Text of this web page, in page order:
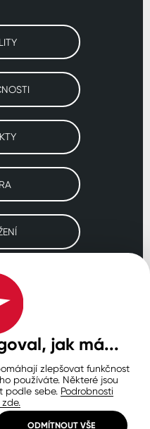
pobočky
používání souborů cookie
jak má...
zlepšovat funkčnost
používáte. Některé jsou
podle sebe. Podrobnosti
ODMÍTNOUT VŠE